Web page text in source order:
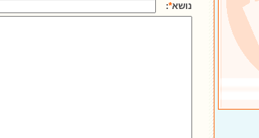
נושא*
: